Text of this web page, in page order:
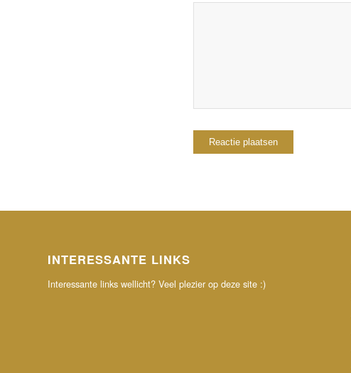
INTERESSANTE LINKS
Interessante links wellicht? Veel plezier op deze site :)